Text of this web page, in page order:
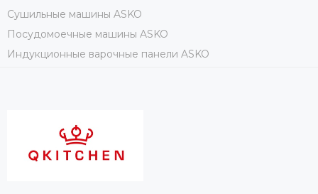
Сушильные машины ASKO
Посудомоечные машины ASKO
Индукционные варочные панели ASKO